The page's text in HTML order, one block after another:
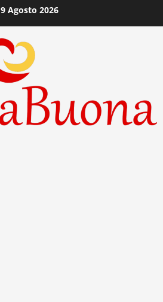
9 Agosto 2026